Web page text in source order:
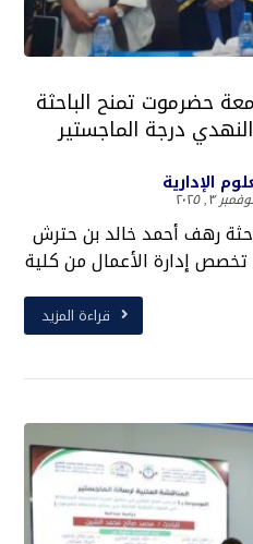
حضرموت تمنح الباحثة
درجة الماجستير
الإدارية
٣, ٢٠٢٥
رهف أحمد خالد بن حترش
إدارة الأعمال من كلية
قراءة المزيد